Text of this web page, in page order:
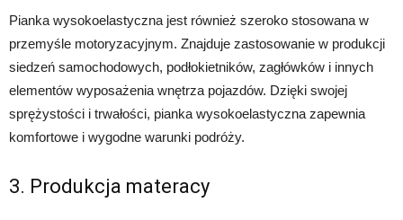
Pianka wysokoelastyczna jest również szeroko stosowana w
przemyśle motoryzacyjnym. Znajduje zastosowanie w produkcji
siedzeń samochodowych, podłokietników, zagłówków i innych
elementów wyposażenia wnętrza pojazdów. Dzięki swojej
sprężystości i trwałości, pianka wysokoelastyczna zapewnia
komfortowe i wygodne warunki podróży.
3. Produkcja materacy